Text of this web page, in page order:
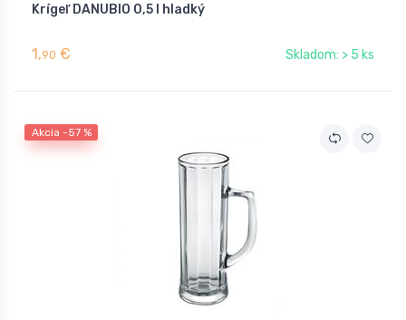
Krígeľ DANUBIO 0,5 l hladký
1,90 € Skladom: > 5 ks
Akcia -57 %